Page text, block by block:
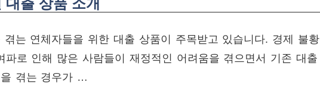
출 상품 소개
겪는 연체자들을 위한 대출 상품이 주목받고 있습니다. 경제 불황
파로 인해 많은 사람들이 재정적인 어려움을 겪으면서 기존 대출
겪는 경우가 …